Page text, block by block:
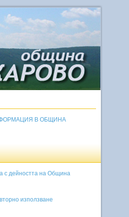
В ОБЩИНА
с дейността на Община
използване